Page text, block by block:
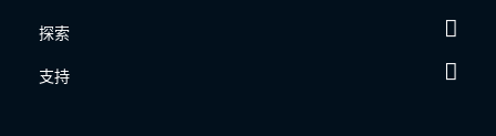
探索
支持